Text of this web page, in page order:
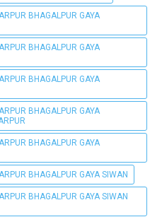
BHAGALPUR GAYA
BHAGALPUR GAYA
BHAGALPUR GAYA
BHAGALPUR GAYA
BHAGALPUR GAYA
BHAGALPUR GAYA SIWAN
BHAGALPUR GAYA SIWAN